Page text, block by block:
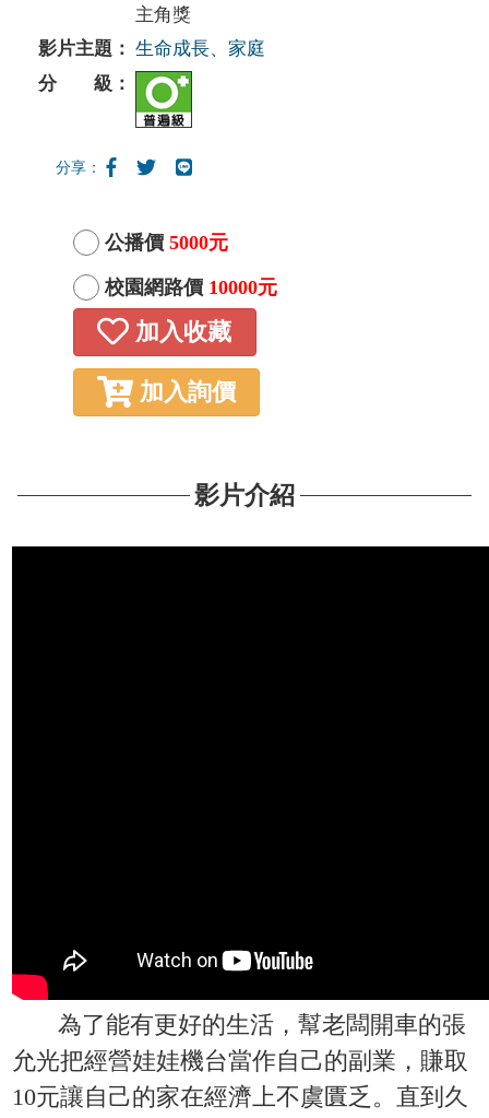
主角獎
影片主題： 生命成長、家庭
分 級：
分享：
公播價 5000元
校園網路價 10000元
加入收藏
加入詢價
影片介紹
為了能有更好的生活，幫老闆開車的張
允光把經營娃娃機台當作自己的副業，賺取
10元讓自己的家在經濟上不虞匱乏。直到久